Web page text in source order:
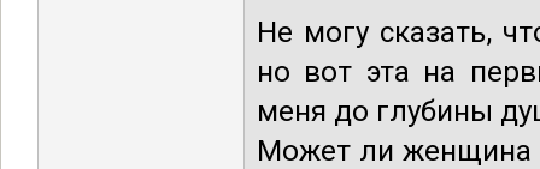
Не могу сказать,
но вот эта на
меня до глубины
Может ли женщина